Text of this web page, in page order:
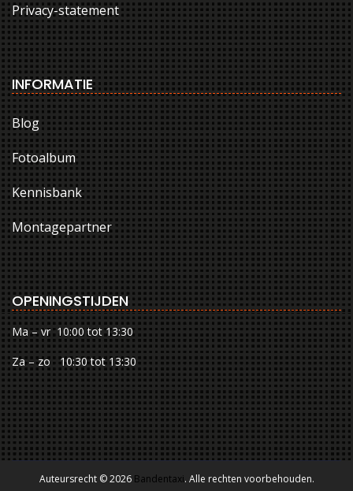
Privacy-statement
INFORMATIE
Blog
Fotoalbum
Kennisbank
Montagepartner
OPENINGSTIJDEN
Ma – vr 10:00 tot 13:30
Za – zo 10:30 tot 13:30
Auteursrecht © 2026 Bandentaxi. Alle rechten voorbehouden.